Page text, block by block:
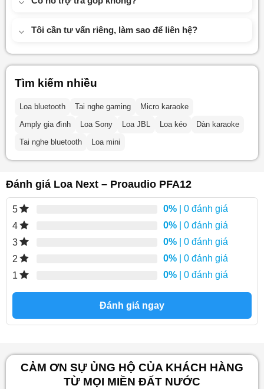
Tôi cần tư vấn riêng, làm sao để liên hệ?
Tìm kiếm nhiều
Loa bluetooth Tai nghe gaming
Micro karaoke
Amply gia đình
Loa Sony Loa JBL Loa kéo
Dàn karaoke
Tai nghe bluetooth
Loa mini
Đánh giá Loa Next – Proaudio PFA12
5 0% | 0 đánh giá
4
0% | 0 đánh giá
3
0% | 0 đánh giá
2
0% | 0 đánh giá
1
0% | 0 đánh giá
Đánh giá ngay
CẢM ƠN SỰ ỦNG HỘ CỦA KHÁCH HÀNG
TỪ MỌI MIỀN ĐẤT NƯỚC